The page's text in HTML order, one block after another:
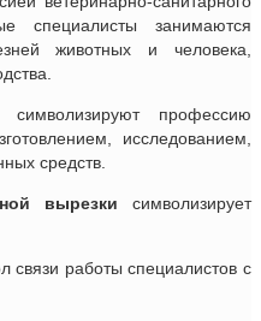
специалисты занимаются
животных и человека,
символизируют профессию
исследованием,
средств.
вырезки символизирует
связи работы специалистов с